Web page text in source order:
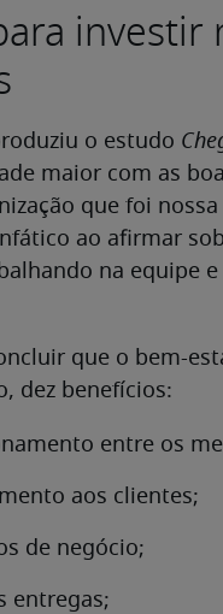
investir
o estudo
maior com as
que foi
ao afirmar
na equipe
que o bem-
dez benefícios:
entre os
aos clientes;
de negócio;
entregas;